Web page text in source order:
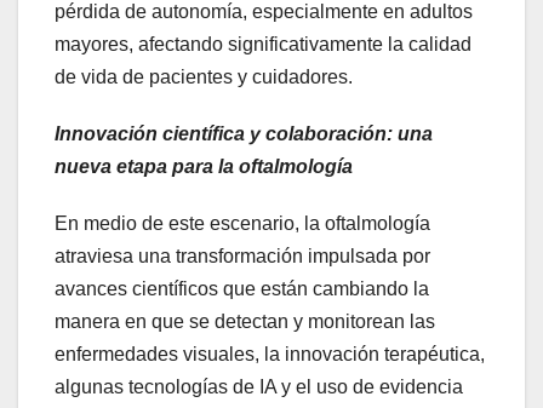
pérdida de autonomía, especialmente en adultos
mayores, afectando significativamente la calidad
de vida de pacientes y cuidadores.
Innovación científica y colaboración: una
nueva etapa para la oftalmología
En medio de este escenario, la oftalmología
atraviesa una transformación impulsada por
avances científicos que están cambiando la
manera en que se detectan y monitorean las
enfermedades visuales, la innovación terapéutica,
algunas tecnologías de IA y el uso de evidencia